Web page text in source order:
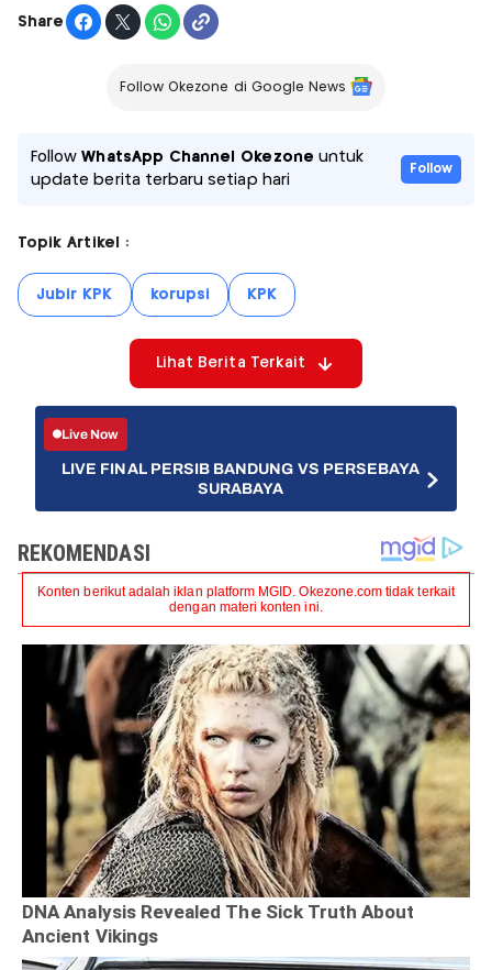
Share
Follow Okezone di Google News
FollowWhatsApp Channel Okezone untuk
update berita terbaru setiap hari
Follow
Topik Artikel :
Jubir KPK korupsi KPK
Lihat Berita Terkait
Live Now
LIVE FINAL PERSIB BANDUNG VS PERSEBAYA
SURABAYA